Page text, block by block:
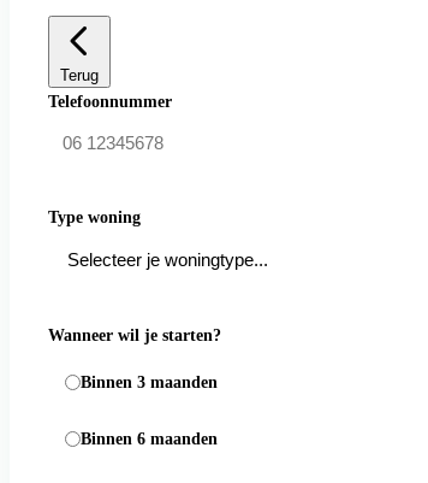
Terug
Telefoonnummer
Type woning
Wanneer wil je starten?
Binnen 3 maanden
Binnen 6 maanden